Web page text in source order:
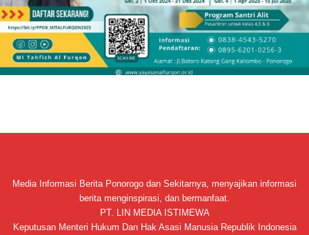
Media Informasi Berita Ponorogo dan Sekitarnya, menyajikan informasi
berita menginspirasi, dan bermanfaat.
PT. LIN MEDIA ISTIMEWA
Keputusan Menteri Hukum Dan Hak Asasi Manusia Republik Indonesia